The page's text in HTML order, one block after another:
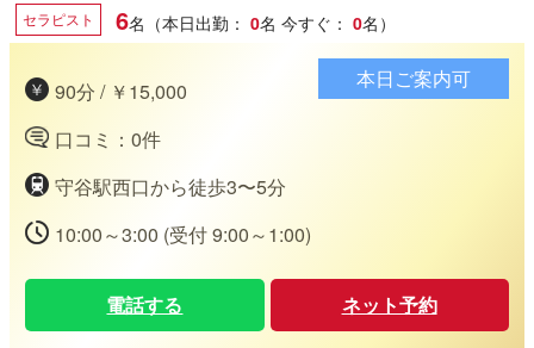
セラピスト 6名（本日出勤： 0名 今すぐ： 0名）
90分 / ￥15,000
口コミ：0件
守谷駅西口から徒歩3〜5分
10:00～3:00 (受付 9:00～1:00)
本日ご案内可
電話する ネット予約